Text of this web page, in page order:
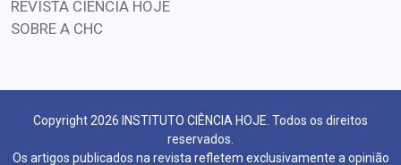
REVISTA CIÊNCIA HOJE
SOBRE A CHC
Copyright 2026 INSTITUTO CIÊNCIA HOJE. Todos os direitos
reservados.
Os artigos publicados na revista refletem exclusivamente a opinião